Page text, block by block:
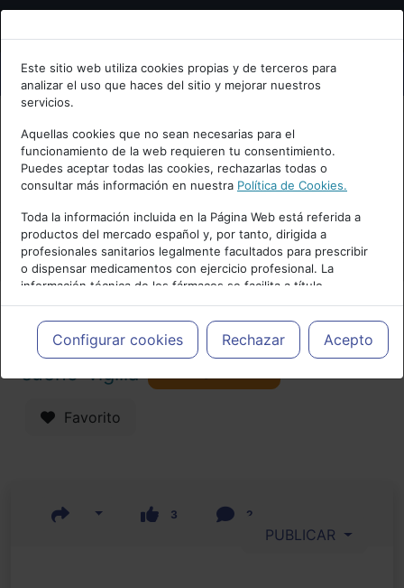
Bienvenid@ a psiquiatria.com
Escribe tu Email
Accede o regístrate con tu email.
Cancelar
Este sitio web utiliza cookies propias y de terceros para
analizar el uso que haces del sitio y mejorar nuestros
servicios.
Aquellas cookies que no sean necesarias para el
funcionamiento de la web requieren tu consentimiento.
Puedes aceptar todas las cookies, rechazarlas todas o
consultar más información en nuestra Política de Cookies.
Toda la información incluida en la Página Web está referida a
productos del mercado español y, por tanto, dirigida a
profesionales sanitarios legalmente facultados para prescribir
o dispensar medicamentos con ejercicio profesional. La
información técnica de los fármacos se facilita a título
meramente informativo, siendo responsabilidad de los
profesionales facultados prescribir medicamentos y decidir, en
cada caso concreto, el tratamiento más adecuado a las
necesidades del paciente.
Configurar cookies Rechazar Acepto
Actualidad y Artículos|Trastornos del
sueño-vigilia
Favorito
3 2
PUBLICAR